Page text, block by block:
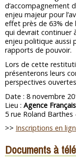
d’accompagnement
enjeu majeur pour
effet près de 63%
qui devrait continuer
enjeu politique aussi
rapports de pouvoir.
Lors de cette
présenterons leurs
perspectives
Date : 8 novembre
Lieu : Agence
5 rue Roland Barthes
>> Inscriptions en
Documents à